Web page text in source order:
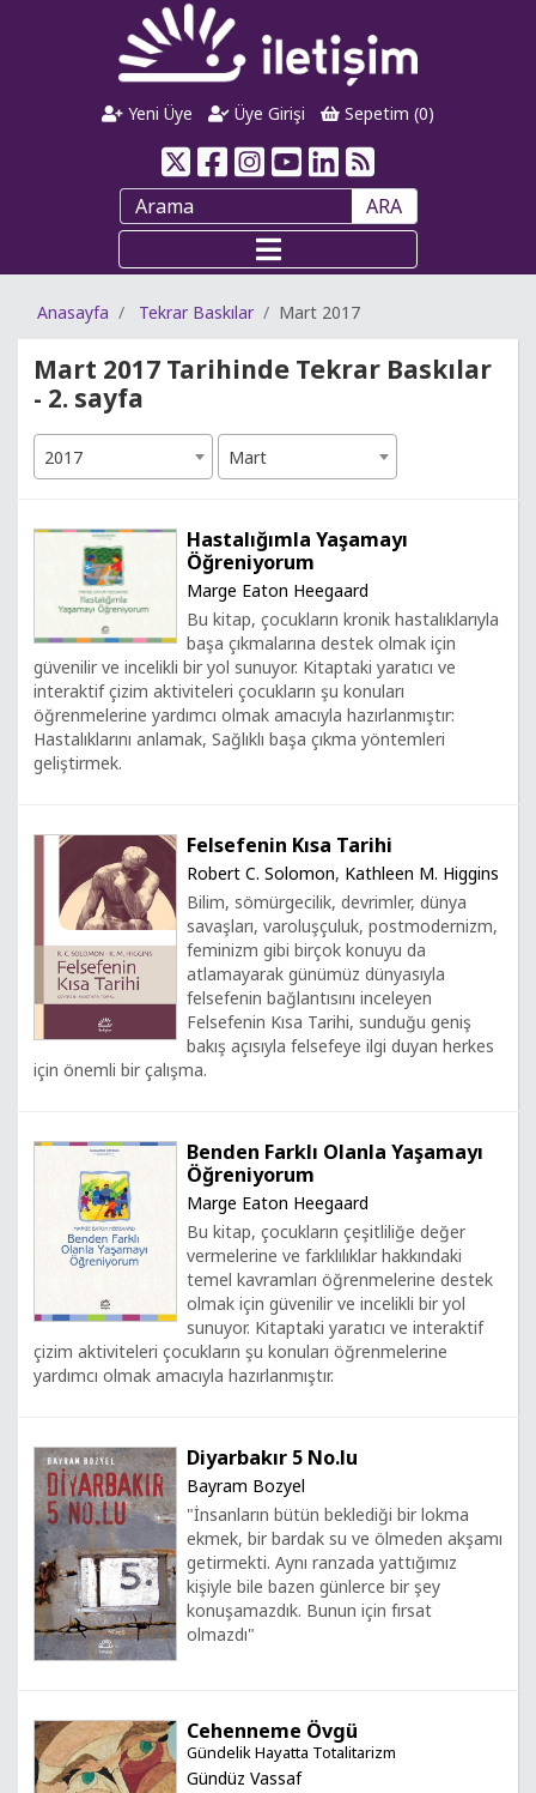
Yeni Üye Üye Girişi Sepetim (0)
ARA
Anasayfa Tekrar Baskılar Mart 2017
Mart 2017 Tarihinde Tekrar Baskılar
- 2. sayfa
2017 Mart
Hastalığımla Yaşamayı
Öğreniyorum
Marge Eaton Heegaard
Bu kitap, çocukların kronik hastalıklarıyla
başa çıkmalarına destek olmak için
güvenilir ve incelikli bir yol sunuyor. Kitaptaki yaratıcı ve
interaktif çizim aktiviteleri çocukların şu konuları
öğrenmelerine yardımcı olmak amacıyla hazırlanmıştır:
Hastalıklarını anlamak, Sağlıklı başa çıkma yöntemleri
geliştirmek.
Felsefenin Kısa Tarihi
Robert C. Solomon, Kathleen M. Higgins
Bilim, sömürgecilik, devrimler, dünya
savaşları, varoluşçuluk, postmodernizm,
feminizm gibi birçok konuyu da
atlamayarak günümüz dünyasıyla
felsefenin bağlantısını inceleyen
Felsefenin Kısa Tarihi, sunduğu geniş
bakış açısıyla felsefeye ilgi duyan herkes
için önemli bir çalışma.
Benden Farklı Olanla Yaşamayı
Öğreniyorum
Marge Eaton Heegaard
Bu kitap, çocukların çeşitliliğe değer
vermelerine ve farklılıklar hakkındaki
temel kavramları öğrenmelerine destek
olmak için güvenilir ve incelikli bir yol
sunuyor. Kitaptaki yaratıcı ve interaktif
çizim aktiviteleri çocukların şu konuları öğrenmelerine
yardımcı olmak amacıyla hazırlanmıştır.
Diyarbakır 5 No.lu
Bayram Bozyel
"İnsanların bütün beklediği bir lokma
ekmek, bir bardak su ve ölmeden akşamı
getirmekti. Aynı ranzada yattığımız
kişiyle bile bazen günlerce bir şey
konuşamazdık. Bunun için fırsat
olmazdı"
Cehenneme Övgü
Gündelik Hayatta Totalitarizm
Gündüz Vassaf